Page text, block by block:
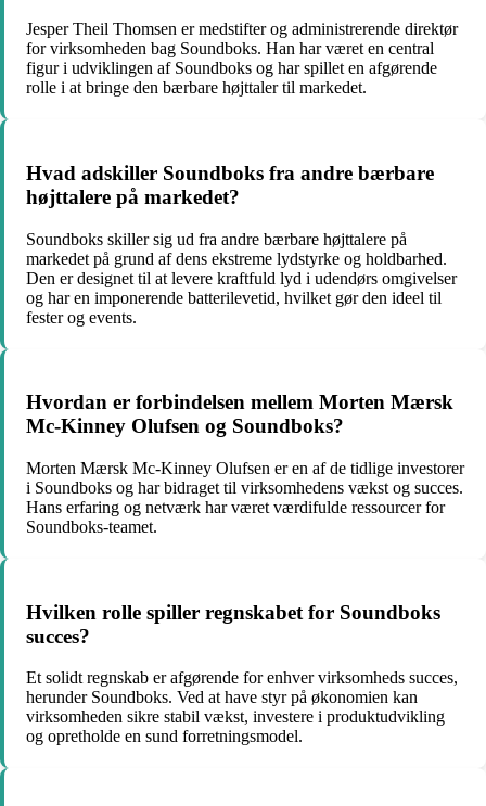
Jesper Theil Thomsen er medstifter og administrerende direktør
for virksomheden bag Soundboks. Han har været en central
figur i udviklingen af Soundboks og har spillet en afgørende
rolle i at bringe den bærbare højttaler til markedet.
Hvad adskiller Soundboks fra andre bærbare
højttalere på markedet?
Soundboks skiller sig ud fra andre bærbare højttalere på
markedet på grund af dens ekstreme lydstyrke og holdbarhed.
Den er designet til at levere kraftfuld lyd i udendørs omgivelser
og har en imponerende batterilevetid, hvilket gør den ideel til
fester og events.
Hvordan er forbindelsen mellem Morten Mærsk
Mc-Kinney Olufsen og Soundboks?
Morten Mærsk Mc-Kinney Olufsen er en af de tidlige investorer
i Soundboks og har bidraget til virksomhedens vækst og succes.
Hans erfaring og netværk har været værdifulde ressourcer for
Soundboks-teamet.
Hvilken rolle spiller regnskabet for Soundboks
succes?
Et solidt regnskab er afgørende for enhver virksomheds succes,
herunder Soundboks. Ved at have styr på økonomien kan
virksomheden sikre stabil vækst, investere i produktudvikling
og opretholde en sund forretningsmodel.